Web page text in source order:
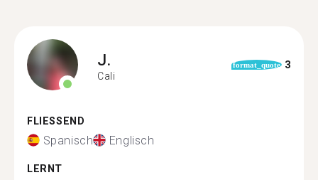
J.
Cali
format_quote 3
FLIESSEND
Spanisch Englisch
LERNT